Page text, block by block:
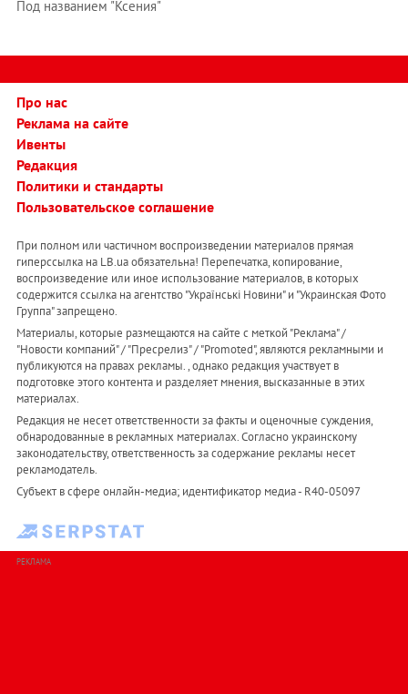
Под названием "Ксения"
Про нас
Реклама на сайте
Ивенты
Редакция
Политики и стандарты
Пользовательское соглашение
При полном или частичном воспроизведении материалов прямая
гиперссылка на LB.ua обязательна! Перепечатка, копирование,
воспроизведение или иное использование материалов, в которых
содержится ссылка на агентство "Українськi Новини" и "Украинская Фото
Группа" запрещено.
Материалы, которые размещаются на сайте с меткой "Реклама" /
"Новости компаний" / "Пресрелиз" / "Promoted", являются рекламными и
публикуются на правах рекламы. , однако редакция участвует в
подготовке этого контента и разделяет мнения, высказанные в этих
материалах.
Редакция не несет ответственности за факты и оценочные суждения,
обнародованные в рекламных материалах. Согласно украинскому
законодательству, ответственность за содержание рекламы несет
рекламодатель.
Субъект в сфере онлайн-медиа; идентификатор медиа - R40-05097
РЕКЛАМА